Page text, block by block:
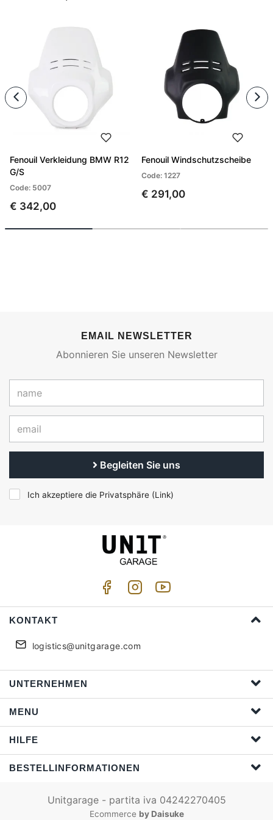
Fenouil Verkleidung BMW R12
G/S
Code: 5007
€ 342,00
Fenouil Windschutzscheibe
Code: 1227
€ 291,00
EMAIL NEWSLETTER
Abonnieren Sie unseren Newsletter
Begleiten Sie uns
Ich akzeptiere die Privatsphäre (Link)
KONTAKT
logistics@unitgarage.com
UNTERNEHMEN
MENU
HILFE
BESTELLINFORMATIONEN
Unitgarage - partita iva 04242270405
Ecommerce by Daisuke